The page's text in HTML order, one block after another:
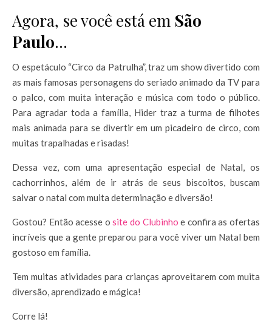
Agora, se você está em São
Paulo…
O espetáculo “Circo da Patrulha”, traz um show divertido com
as mais famosas personagens do seriado animado da TV para
o palco, com muita interação e música com todo o público.
Para agradar toda a família, Hider traz a turma de filhotes
mais animada para se divertir em um picadeiro de circo, com
muitas trapalhadas e risadas!
Dessa vez, com uma apresentação especial de Natal, os
cachorrinhos, além de ir atrás de seus biscoitos, buscam
salvar o natal com muita determinação e diversão!
Gostou? Então acesse osite do Clubinho e confira as ofertas
incríveis que a gente preparou para você viver um Natal bem
gostoso em família.
Tem muitas atividades para crianças aproveitarem com muita
diversão, aprendizado e mágica!
Corre lá!